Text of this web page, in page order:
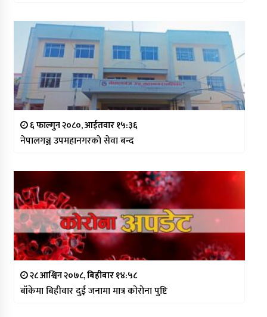
६ फाल्गुन २०८०, आईतवार १५:३६
नेपालगञ्ज उपमहानगरको सेवा बन्द
२८ आश्विन २०७८, बिहीबार १४:५८
बाँकेमा बिहीवार दुई जनामा मात्र कोरोना पुष्टि